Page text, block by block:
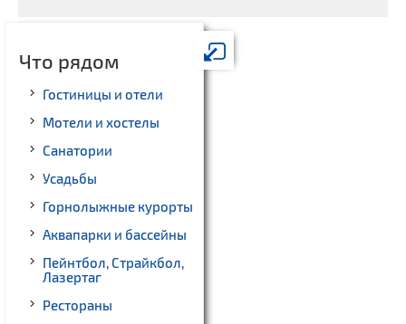
Что рядом
Гостиницы и отели
Мотели и хостелы
Санатории
Усадьбы
Горнолыжные курорты
Аквапарки и бассейны
Пейнтбол, Страйкбол,
Лазертаг
Рестораны